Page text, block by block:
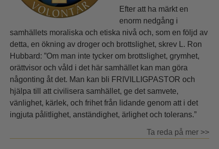
Efter att ha märkt en
enorm nedgång i
samhällets moraliska och etiska nivå och, som en följd av
detta, en ökning av droger och brottslighet, skrev L. Ron
Hubbard: ”Om man inte tycker om brottslighet, grymhet,
orättvisor och våld i det här samhället kan man göra
någonting åt det. Man kan bli FRIVILLIGPASTOR och
hjälpa till att civilisera samhället, ge det samvete,
vänlighet, kärlek, och frihet från lidande genom att i det
ingjuta pålitlighet, anständighet, ärlighet och tolerans.”
Ta reda på mer >>